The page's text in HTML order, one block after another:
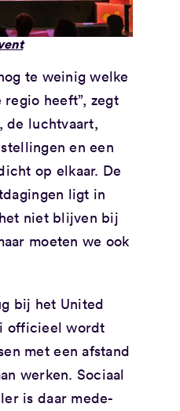
te weinig welke
heeft”, zegt
de luchtvaart,
en een
op elkaar. De
ligt in
niet blijven bij
moeten we ook
bij het United
officieel wordt
met een afstand
werken. Sociaal
is daar mede-